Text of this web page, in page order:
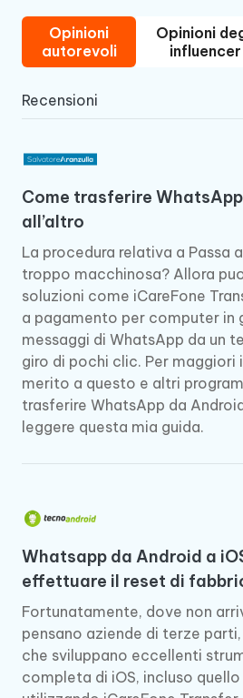
Opinioni
autorevoli
Opinioni
influencer
Recensioni
Come trasferire
all’altro
La procedura relativa a Passa
troppo macchinosa? Allora
soluzioni come iCareFone
a pagamento per computer in
messaggi di WhatsApp da un
giro di pochi clic. Per maggiori
merito a questo e altri
trasferire WhatsApp da
leggere questa mia guida.
Whatsapp da Android a
effettuare il reset di
Fortunatamente, dove non
pensano aziende di terze
che sviluppano eccellenti
completa di iOS, incluso